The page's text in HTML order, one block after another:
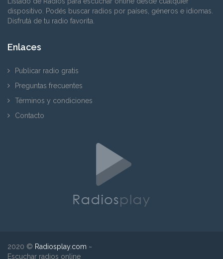
dispositivo. Podés buscar radios por países, géneros e idiomas.
Disfrutá de tu radio favorita.
Enlaces
Publicar radio gratis
Preguntas frecuentes
Términos y condiciones
Contacto
2020 © Radiosplay.com ~
Escuchar radios online